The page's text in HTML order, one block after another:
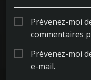
Prévenez-moi
commentaires
Prévenez-moi
e-mail.